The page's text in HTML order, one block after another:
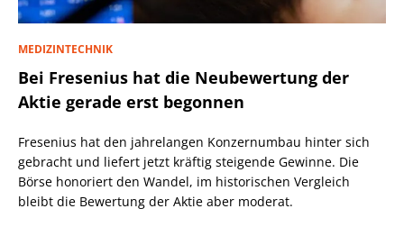
MEDIZINTECHNIK
Bei Fresenius hat die Neubewertung der
Aktie gerade erst begonnen
Fresenius hat den jahrelangen Konzernumbau hinter sich
gebracht und liefert jetzt kräftig steigende Gewinne. Die
Börse honoriert den Wandel, im historischen Vergleich
bleibt die Bewertung der Aktie aber moderat.